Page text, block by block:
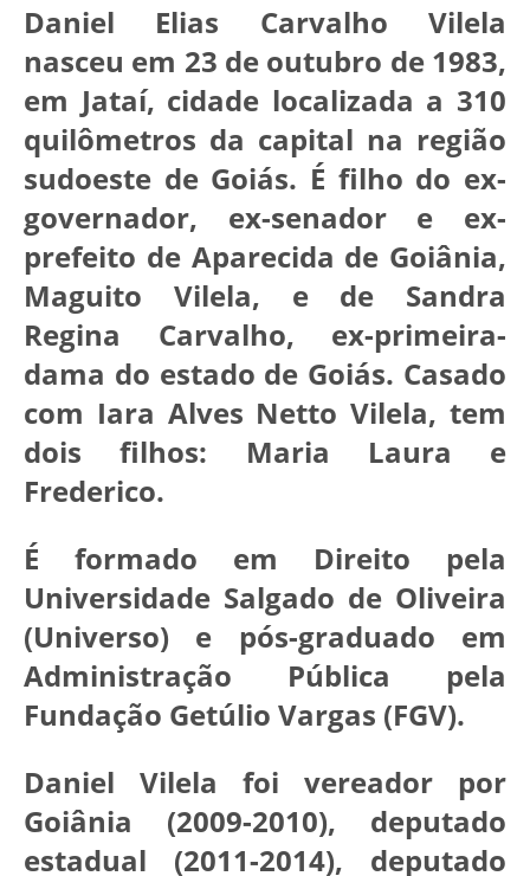
Daniel Elias Carvalho Vilela
nasceu em 23 de outubro de 1983,
em Jataí, cidade localizada a 310
quilômetros da capital na região
sudoeste de Goiás. É filho do ex-
governador, ex-senador e ex-
prefeito de Aparecida de Goiânia,
Maguito Vilela, e de Sandra
Regina Carvalho, ex-primeira-
dama do estado de Goiás. Casado
com Iara Alves Netto Vilela, tem
dois filhos: Maria Laura e
Frederico.
É formado em Direito pela
Universidade Salgado de Oliveira
(Universo) e pós-graduado em
Administração Pública pela
Fundação Getúlio Vargas (FGV).
Daniel Vilela foi vereador por
Goiânia (2009-2010), deputado
estadual (2011-2014), deputado